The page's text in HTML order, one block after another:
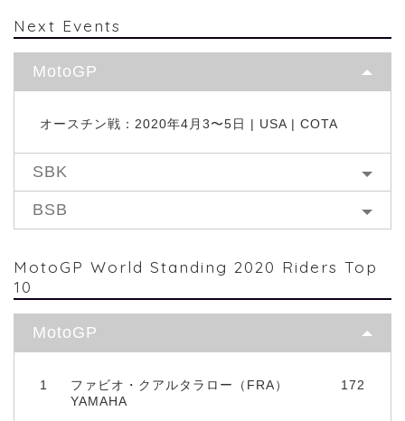
Next Events
MotoGP
オースチン戦：2020年4月3〜5日 | USA | COTA
SBK
BSB
MotoGP World Standing 2020 Riders Top
10
MotoGP
1
ファビオ・クアルタラロー（FRA）
YAMAHA
172